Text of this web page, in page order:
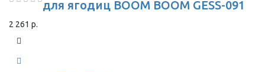
для ягодиц BOOM BOOM GESS-091
2 261 р.